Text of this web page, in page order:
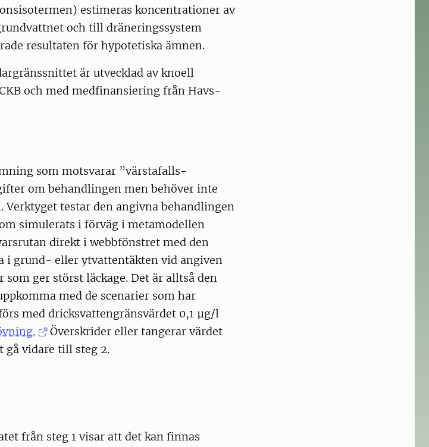
estimeras koncentrationer av
och till dräneringssystem
resultaten för hypotetiska ämnen.
är utvecklad av knoell
och med medfinansiering från Havs-
som motsvarar ”värstafalls-
om behandlingen men behöver inte
Verktyget testar den angivna behandlingen
simulerats i förväg i metamodellen
direkt i webbfönstret med den
i grund- eller ytvattentäkten vid angiven
ger störst läckage. Det är alltså den
med de scenarier som har
med dricksvattengränsvärdet 0,1 µg/l
Överskrider eller tangerar värdet
gå vidare till steg 2.
från steg 1 visar att det kan finnas